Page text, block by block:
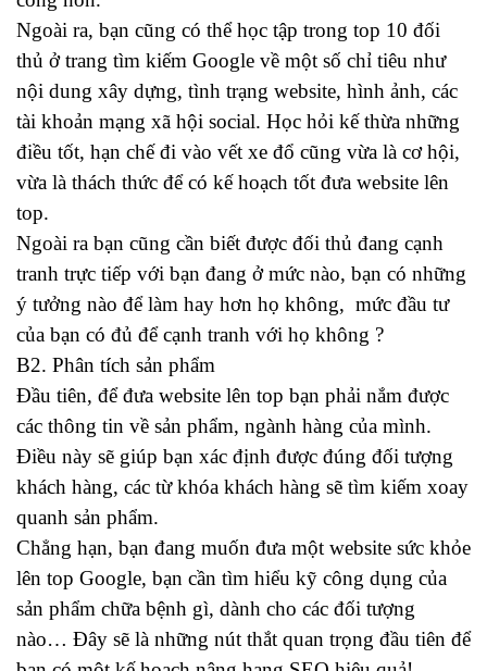
Ngoài ra, bạn cũng có thể học tập trong top 10 đối
thủ ở trang tìm kiếm Google về một số chỉ tiêu như
nội dung xây dựng, tình trạng website, hình ảnh, các
tài khoản mạng xã hội social. Học hỏi kế thừa những
điều tốt, hạn chế đi vào vết xe đổ cũng vừa là cơ hội,
vừa là thách thức để có kế hoạch tốt đưa website lên
top.
Ngoài ra bạn cũng cần biết được đối thủ đang cạnh
tranh trực tiếp với bạn đang ở mức nào, bạn có những
ý tưởng nào để làm hay hơn họ không, mức đầu tư
của bạn có đủ để cạnh tranh với họ không ?
B2. Phân tích sản phẩm
Đầu tiên, để đưa website lên top bạn phải nắm được
các thông tin về sản phẩm, ngành hàng của mình.
Điều này sẽ giúp bạn xác định được đúng đối tượng
khách hàng, các từ khóa khách hàng sẽ tìm kiếm xoay
quanh sản phẩm.
Chẳng hạn, bạn đang muốn đưa một website sức khỏe
lên top Google, bạn cần tìm hiểu kỹ công dụng của
sản phẩm chữa bệnh gì, dành cho các đối tượng
nào… Đây sẽ là những nút thắt quan trọng đầu tiên để